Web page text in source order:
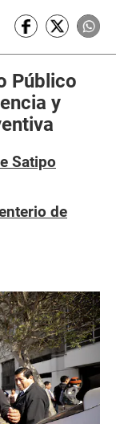
Público
y
Satipo
de